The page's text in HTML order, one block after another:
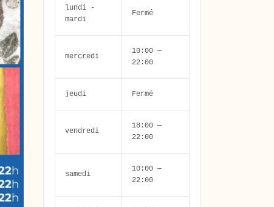
lundi -
mardi
Fermé
mercredi
10:00 —
22:00
jeudi Fermé
vendredi
18:00 —
22:00
samedi
10:00 —
22:00